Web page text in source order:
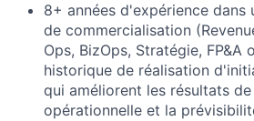
8+ années d'expérience dans
de commercialisation
Ops, BizOps, Stratégie, FP&A
historique de réalisation
qui améliorent les résultats
opérationnelle et la